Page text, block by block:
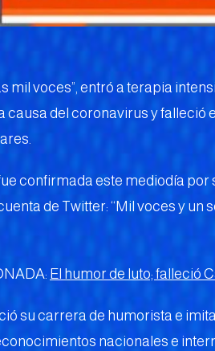
mil voces”, entró a terapia
causa del coronavirus y
confirmada este mediodía
de Twitter: “Mil voces y
El humor de luto; falleció
su carrera de humorista e
nacionales e